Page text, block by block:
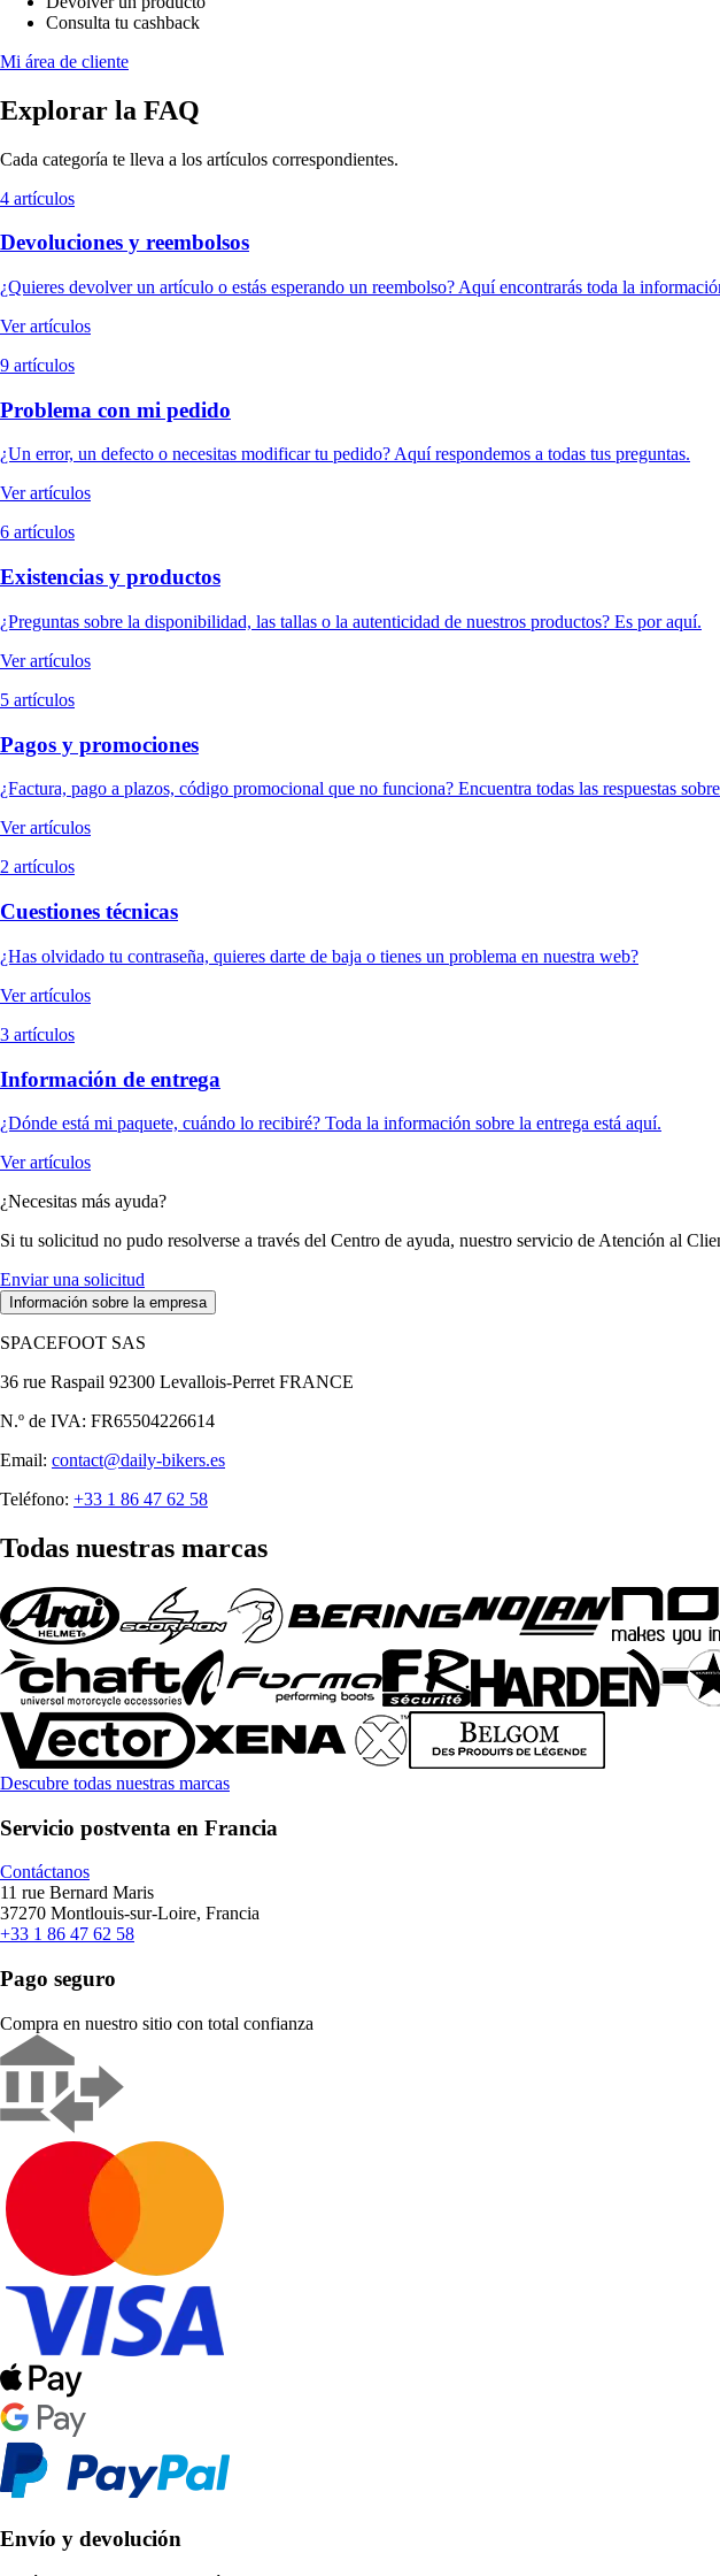
Consulta tu cashback
Mi área de cliente
Explorar la FAQ
Cada categoría te lleva a los artículos correspondientes.
4 artículos
Devoluciones y reembolsos
¿Quieres devolver un artículo o estás esperando un reembolso? Aquí encontrarás toda la
Ver artículos
9 artículos
Problema con mi pedido
¿Un error, un defecto o necesitas modificar tu pedido? Aquí respondemos a todas tus preguntas.
Ver artículos
6 artículos
Existencias y productos
¿Preguntas sobre la disponibilidad, las tallas o la autenticidad de nuestros productos? Es por aquí.
Ver artículos
5 artículos
Pagos y promociones
¿Factura, pago a plazos, código promocional que no funciona? Encuentra todas las respuestas
Ver artículos
2 artículos
Cuestiones técnicas
¿Has olvidado tu contraseña, quieres darte de baja o tienes un problema en nuestra web?
Ver artículos
3 artículos
Información de entrega
¿Dónde está mi paquete, cuándo lo recibiré? Toda la información sobre la entrega está aquí.
Ver artículos
¿Necesitas más ayuda?
Si tu solicitud no pudo resolverse a través del Centro de ayuda, nuestro servicio de Atención al
Enviar una solicitud
Información sobre la empresa
SPACEFOOT SAS
36 rue Raspail 92300 Levallois-Perret FRANCE
N.º de IVA: FR65504226614
Email: contact@daily-bikers.es
Teléfono: +33 1 86 47 62 58
Todas nuestras marcas
Descubre todas nuestras marcas
Servicio postventa en Francia
Contáctanos
11 rue Bernard Maris
37270 Montlouis-sur-Loire, Francia
+33 1 86 47 62 58
Pago seguro
Compra en nuestro sitio con total confianza
Envío y devolución